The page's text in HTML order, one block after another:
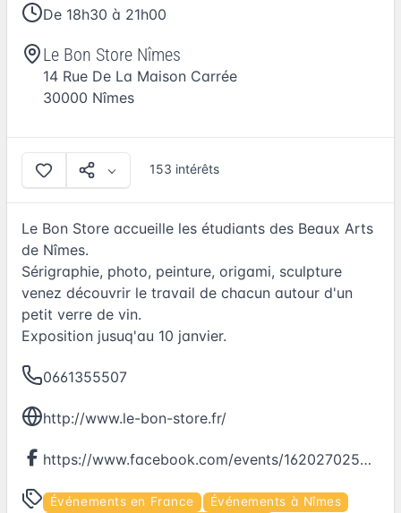
De 18h30 à 21h00
Le Bon Store Nîmes
14 Rue De La Maison Carrée
30000 Nîmes
153 intérêts
Le Bon Store accueille les étudiants des Beaux Arts
de Nîmes.
Sérigraphie, photo, peinture, origami, sculpture
venez découvrir le travail de chacun autour d'un
petit verre de vin.
Exposition jusuq'au 10 janvier.
0661355507
http://www.le-bon-store.fr/
https://www.facebook.com/events/1620270258278656
Événements en France
Événements à Nîmes